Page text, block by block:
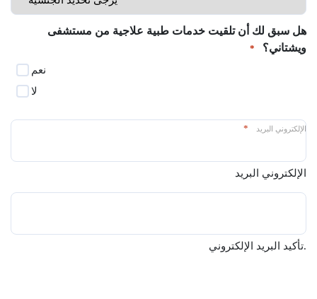
هل سبق لك أن تلقيت خدمات طبية علاجية من مستشفى
ويشتاني؟
*
نعم
لا
الإلكتروني البريد *
الإلكتروني البريد
تأكيد البريد الإلكتروني.